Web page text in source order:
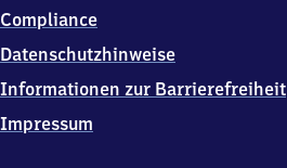
1
Grainau
Compliance
Datenschutzhinweise
Informationen zur Barrierefreiheit
Impressum